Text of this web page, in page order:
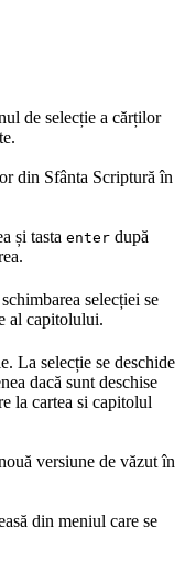
de selecție a cărților
din Sfânta Scriptură în
și tasta enter după
selecției se
al capitolului.
La selecție se deschide
dacă sunt deschise
la cartea si capitolul
versiune de văzut în
din meniul care se